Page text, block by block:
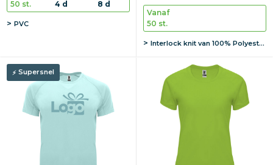
50 st.
4 d
8 d
PVC
Vanaf
50 st.
Interlock knit van 100% Polyester, 135 g/m2
Supersnel